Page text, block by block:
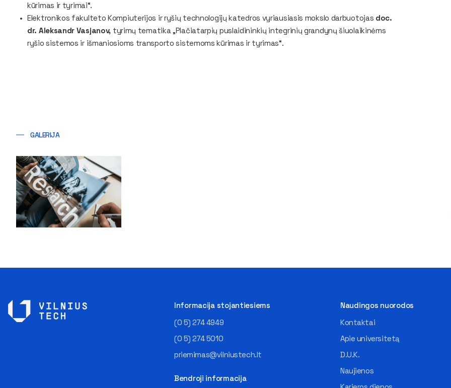
kūrimas ir tyrimai“.
Elektronikos fakulteto Kompiuterijos ir ryšių technologijų katedros vyriausiasis mokslo darbuotojas doc.
dr. Aleksandr Vasjanov, tyrimų tematika „Plačiatarpių puslaidininkių integrinių grandynų šiuolaikinėms
ryšio sistemos ir išmaniosioms transporto sistemoms kūrimas ir tyrimas“.
GALERIJA
Informacija stojantiesiems
(0 5) 274 4949
(0 5) 274 5010
priemimas@vilniustech.lt
Bendroji informacija
Naudingos nuorodos
Kontaktai
Apie universitetą
D.U.K.
Naujienos